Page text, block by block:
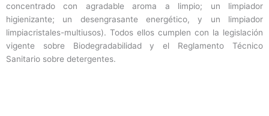
concentrado con agradable aroma a limpio; un limpiador
higienizante; un desengrasante energético, y un limpiador
limpiacristales-multiusos). Todos ellos cumplen con la legislación
vigente sobre Biodegradabilidad y el Reglamento Técnico
Sanitario sobre detergentes.